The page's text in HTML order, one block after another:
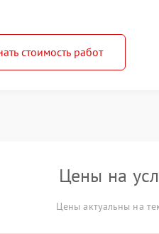
стоимость работ
Цены на
Цены актуальны на